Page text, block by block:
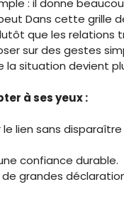
: il donne
Dans cette grille
que les relations
sur des gestes
situation devient
à ses yeux :
lien sans
confiance durable.
grandes